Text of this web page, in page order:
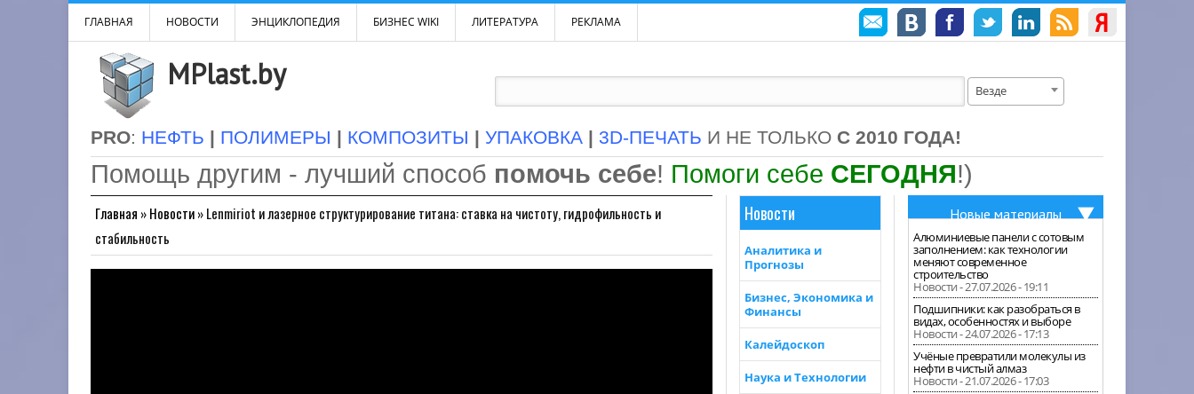
ГЛАВНАЯ НОВОСТИ ЭНЦИКЛОПЕДИЯ БИЗНЕС WIKI ЛИТЕРАТУРА РЕКЛАМА
MPlast.by Везде
PRO: НЕФТЬ | ПОЛИМЕРЫ | КОМПОЗИТЫ | УПАКОВКА | 3D-ПЕЧАТЬ И НЕ ТОЛЬКО С 2010 ГОДА!
Помощь другим - лучший способ помочь себе! Помоги себе СЕГОДНЯ!)
Главная »Новости»Lenmiriot и лазерное структурирование титана: ставка на чистоту, гидрофильность и
стабильность
Новости
Аналитика и
Прогнозы
Бизнес, Экономика и
Финансы
Калейдоскоп
Наука и Технологии
Новые материалы
Алюминиевые панели с сотовым
заполнением: как технологии
меняют современное
строительство
Новости - 27.07.2026 - 19:11
Подшипники: как разобраться в
видах, особенностях и выборе
Новости - 24.07.2026 - 17:13
Учёные превратили молекулы из
нефти в чистый алмаз
Новости - 21.07.2026 - 17:03